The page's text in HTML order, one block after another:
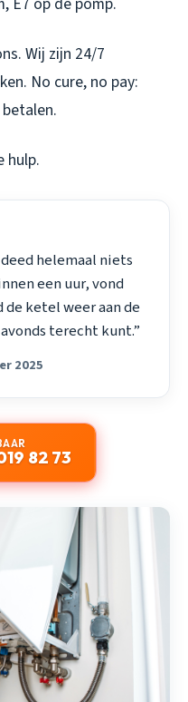
Wij zijn 24/7
No cure, no pay:
hulp.
helemaal niets
een uur, vond
ketel weer aan de
terecht kunt.”
2025
82 73